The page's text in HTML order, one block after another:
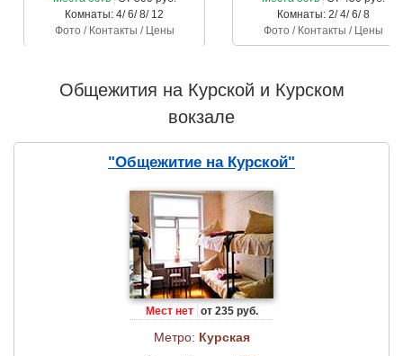
Комнаты: 4/ 6/ 8/ 12
Фото / Контакты / Цены
Комнаты: 2/ 4/ 6/ 8
Фото / Контакты / Цены
Общежития на Курской и Курском
вокзале
"Общежитие на Курской"
Мест нет от 235 руб.
Метро: Курская